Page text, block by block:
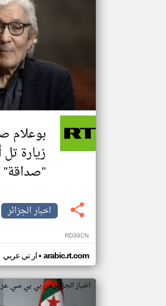
بوعلام
زيارة
"صداقة"
اخبار الجزائر
RD39CN
ار تي عربي• arabic.rt.com
اخبار الجزائر من بي بي سي